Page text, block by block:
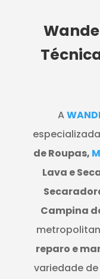
A
de Roupas,
Lava e
Campina
reparo e
variedade